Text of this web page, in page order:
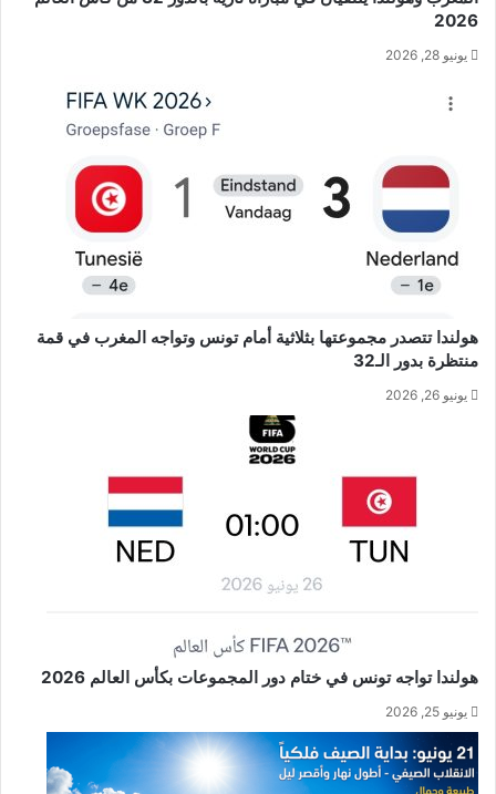
2026
يونيو 28, 2026
هولندا تتصدر مجموعتها بثلاثية أمام تونس وتواجه المغرب في قمة
منتظرة بدور الـ32
يونيو 26, 2026
هولندا تواجه تونس في ختام دور المجموعات بكأس العالم 2026
يونيو 25, 2026